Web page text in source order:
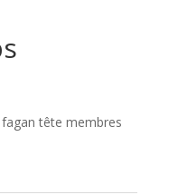
tête membres